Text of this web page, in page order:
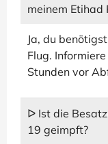
meinem Etihad
Ja, du
Flug.
Stunden vor
ᐅ Ist die
19 geimpft?